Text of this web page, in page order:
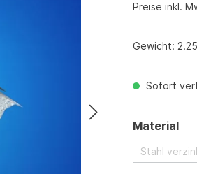
Preise inkl.
Gewicht:
Sofort
Material
Stahl